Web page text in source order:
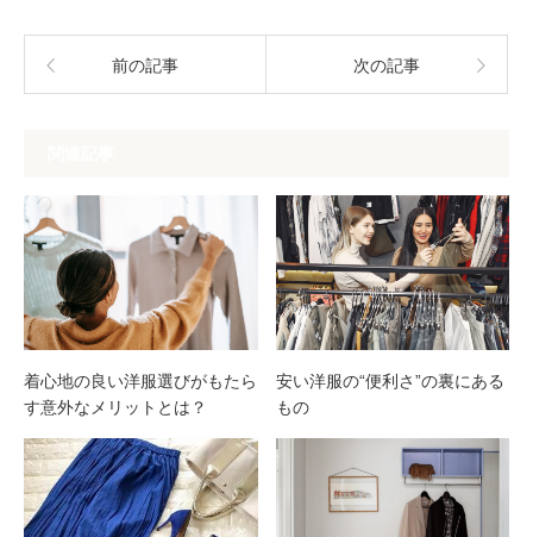
前の記事 次の記事
着心地の良い洋服選びがもたら
す意外なメリットとは？
安い洋服の“便利さ”の裏にある
もの